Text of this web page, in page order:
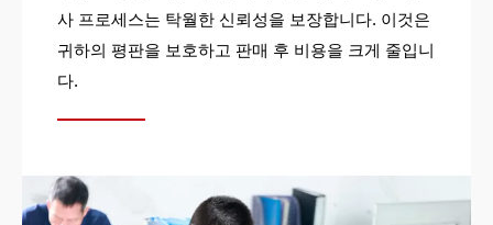
사 프로세스는 탁월한 신뢰성을 보장합니다. 이것은
귀하의 평판을 보호하고 판매 후 비용을 크게 줄입니
다.